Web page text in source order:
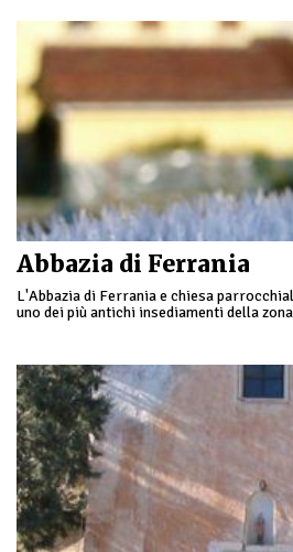
Abbazia di Ferrania
L'Abbazia di Ferrania e chiesa
uno dei più antichi insediamenti della